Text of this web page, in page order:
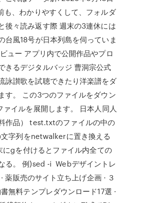
も、わかりやすくして、フォルダ
後々読み返す際 週末の3連休には
台風18号が日本列島を伺っていま
ュー アプリ内で公開作品やプロ
きるデジタルバッジ 曹洞宗公式
詠讃歌を試聴できたり洋楽譜をダ
す。 この3つのファイルをダウン
イルを展開します。 日本人同人
作品） test.txtのファイルの中の
字列をnetwalkerに置き換える
にgを付けるとファイル内全ての
る。 例)sed -i Webデザイントレ
薬販売のサイト立ち上げ企画 · ３
無料テンプレダウンロード17選 ·